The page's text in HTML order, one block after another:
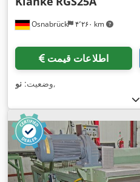
Osnabrück ۴٬۲۶۰ km
اطلاعات قیمت
وضعیت: نو ,